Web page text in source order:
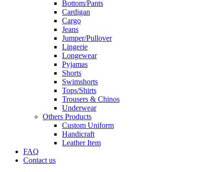
Bottom/Pants
Cardigan
Cargo
Jeans
Jumper/Pullover
Lingerie
Longewear
Pyjamas
Shorts
Swimshorts
Tops/Shirts
Trousers & Chinos
Underwear
Others Products
Custom Uniform
Handicraft
Leather Item
FAQ
Contact us